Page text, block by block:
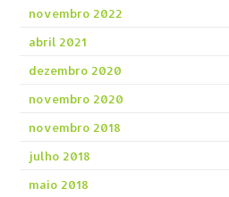
novembro 2022
abril 2021
dezembro 2020
novembro 2020
novembro 2018
julho 2018
maio 2018